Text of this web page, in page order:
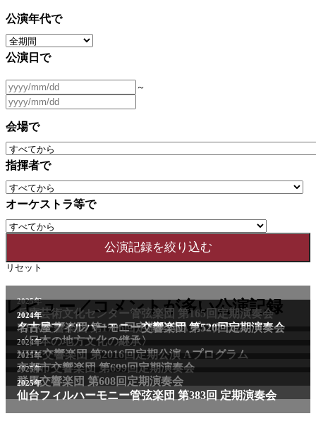
公演年代で
公演日で
～
会場で
指揮者で
オーケストラ等で
リセット
レビュー／コメントが多い公演記録